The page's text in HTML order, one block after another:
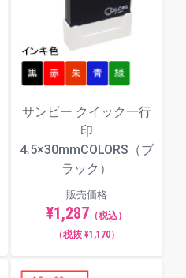
サンビー クイック一行
印
4.5×30mmCOLORS（ブ
ラック）
販売価格
¥1,287 （税込）
（税抜 ¥1,170）